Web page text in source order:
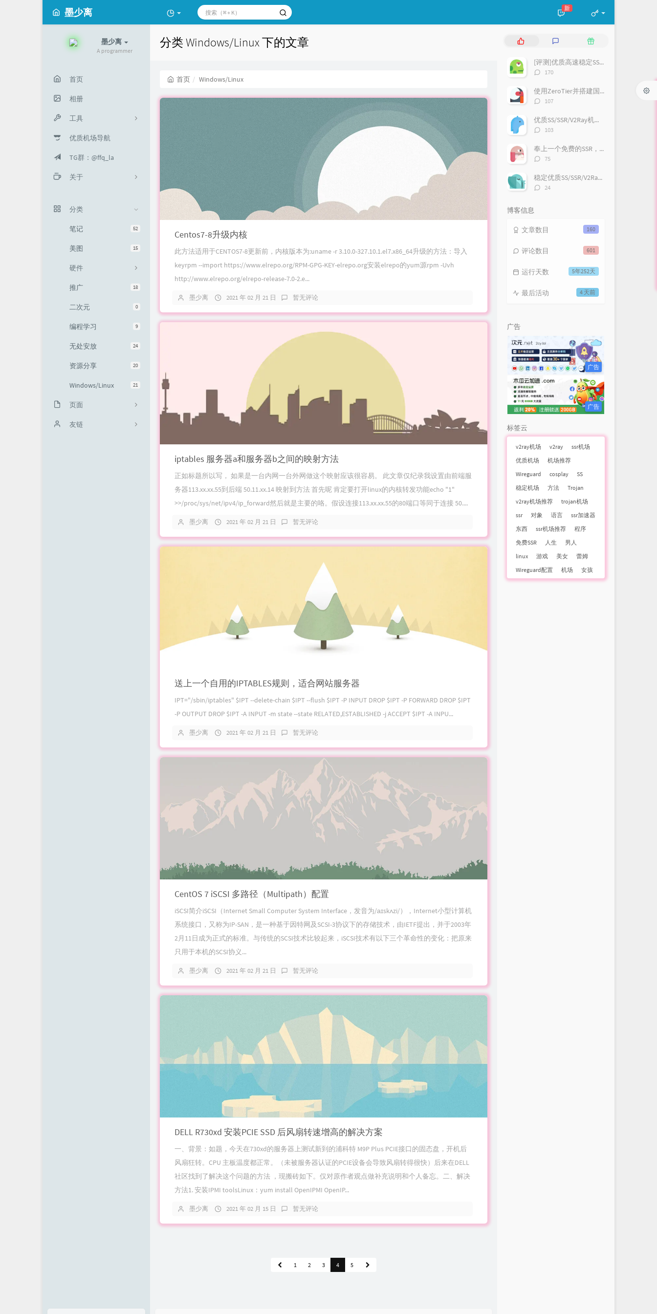
墨少离 新
墨少离
A programmer
首页
相册
工具
工具箱
音乐解锁
URL短连接
优质机场导航
TG群：@ffq_la
关于
分类
52
笔记
15
美图
硬件
18
推广
0
二次元
9
编程学习
24
无处安放
20
资源分享
21
Windows/Linux
页面
关于友链
分类 Windows/Linux 下的文章
首页 Windows/Linux
Centos7-8升级内核
此方法适用于CENTOS7-8更新前，内核版本为:uname -r 3.10.0-327.10.1.el7.x86_64升级的方法：导入
keyrpm --import https://www.elrepo.org/RPM-GPG-KEY-elrepo.org安装elrepo的yum源rpm -Uvh
http://www.elrepo.org/elrepo-release-7.0-2.e...
墨少离 2021 年 02 月 21 日 暂无评论
iptables 服务器a和服务器b之间的映射方法
正如标题所以写， 如果是一台内网一台外网做这个映射应该很容易。 此文章仅纪录我设置由前端服
务器113.xx.xx.55到后端 50.11.xx.14 映射到方法 首先呢 肯定要打开linux的内核转发功能echo "1"
>>/proc/sys/net/ipv4/ip_forward然后就是主要的咯。假设连接113.xx.xx.55的80端口等同于连接 50....
墨少离 2021 年 02 月 21 日 暂无评论
送上一个自用的IPTABLES规则，适合网站服务器
IPT="/sbin/iptables" $IPT --delete-chain $IPT --flush $IPT -P INPUT DROP $IPT -P FORWARD DROP $IPT
-P OUTPUT DROP $IPT -A INPUT -m state --state RELATED,ESTABLISHED -j ACCEPT $IPT -A INPU...
墨少离 2021 年 02 月 21 日 暂无评论
CentOS 7 iSCSI 多路径（Multipath）配置
iSCSI简介iSCSI（Internet Small Computer System Interface，发音为/аɪskʌzi/），Internet小型计算机
系统接口，又称为IP-SAN，是一种基于因特网及SCSI-3协议下的存储技术，由IETF提出，并于2003年
2月11日成为正式的标准。与传统的SCSI技术比较起来，iSCSI技术有以下三个革命性的变化：把原来
只用于本机的SCSI协义...
墨少离 2021 年 02 月 21 日 暂无评论
DELL R730xd 安装PCIE SSD 后风扇转速增高的解决方案
一、背景：如题，今天在730xd的服务器上测试新到的浦科特 M9P Plus PCIE接口的固态盘，开机后
风扇狂转。CPU 主板温度都正常。（未被服务器认证的PCIE设备会导致风扇转得很快）后来在DELL
社区找到了解决这个问题的方法 ，现搬砖如下。仅对原作者观点做补充说明和个人备忘。二、解决
方法1. 安装IPMI toolsLinux：yum install OpenIPMI OpenIP...
墨少离 2021 年 02 月 15 日 暂无评论
1 2 3 4 5
热
评
随
文[评测]优质高速稳定SS/VMess/Trojan等机场推荐
评
数：
170
使用ZeroTier并搭建国内moon内网穿透
评
数：
107
优质SS/SSR/V2Ray机场:GsouCloud
评
数：
103
奉上一个免费的SSR，欢迎大家使用哈
评
数：
75
稳定优质SS/SSR/V2Ray机场:速蛙云（有福利哦）
评
24
博客信息
160
文章数目
601
评论数目
5年252天
运行天数
4 天前
最后活动
广告
广告
广告
标签云
v2ray机场 v2ray
ssr机场
优质机场
机场推荐
Wireguard
cosplay
SS
稳定机场
方法
Trojan
v2ray机场推荐
trojan机场
ssr
对象 语言
ssr加速器
东西
ssr机场推荐
程序
免费SSR
人生
男人
linux
游戏 美女
蕾姆
Wireguard配置
机场 女孩